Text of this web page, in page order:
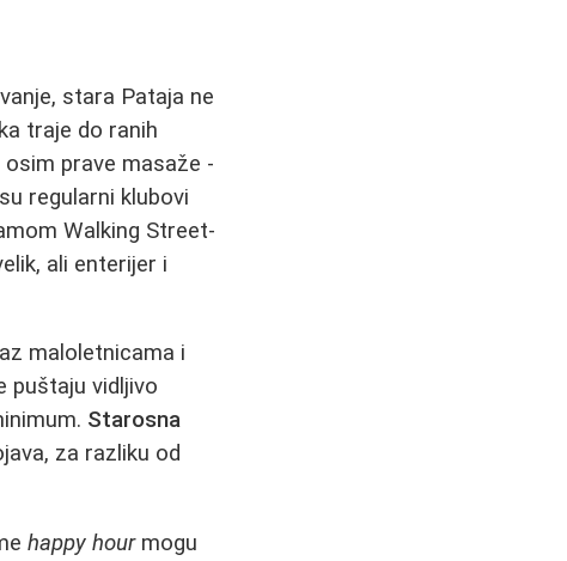
stara Pataja ne
traje do ranih
prave masaže -
regularni klubovi
Walking Street-
ali enterijer i
maloletnicama i
puštaju vidljivo
Starosna
za razliku od
happy hourmogu